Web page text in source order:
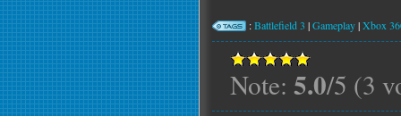
:Battlefield 3 |Gameplay|Xbox
Note: 5.0/5 (3